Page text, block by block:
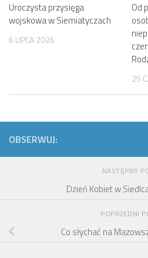
Uroczysta przysięga
wojskowa w Siemiatyczach
6 LIPCA 2026
Od
25
OBSERWUJ:
NASTĘPNY
Dzień Kobiet w
POPRZEDNI
Co słychać na